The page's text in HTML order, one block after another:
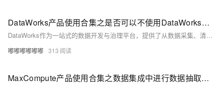
DataWorks产品使用合集之是否可以不使用DataWorks进行EMR的调度和DataX数据导入
DataWorks作为一站式的数据开发与治理平台，提供了从数据采集、清洗、开发、调度、服务化、质量监控到安全管理的全套解决方案，帮助企业构建高效、规范、安全的大数据处理体系。以下是对DataWorks产品使用合集的概述，涵盖数据处理的各个环节。
嘟嘟嘟嘟嘟嘟 313
MaxCompute产品使用合集之数据集成中进行数据抽取时，是否可以定义使用和源数据库一样的字符集进行抽取